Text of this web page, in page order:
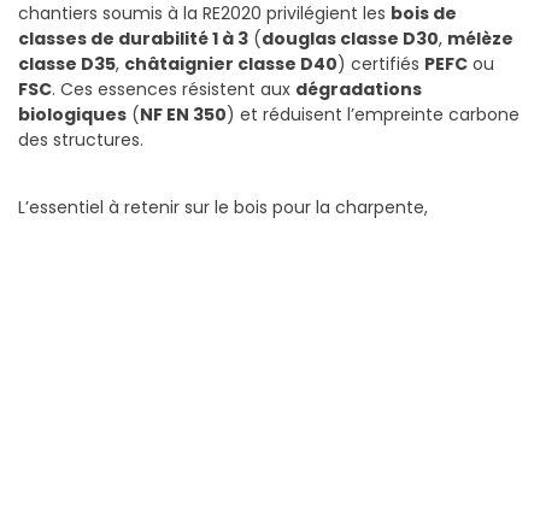
chantiers soumis à la RE2020 privilégient les bois de
classes de durabilité 1 à 3 (douglas classe D30, mélèze
classe D35, châtaignier classe D40) certifiés PEFC ou
FSC. Ces essences résistent aux dégradations
biologiques (NF EN 350) et réduisent l’empreinte carbone
des structures.
L’essentiel à retenir sur le bois pour la charpente,